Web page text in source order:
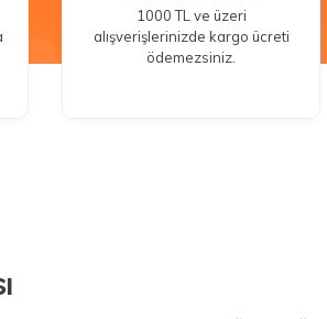
1000 TL ve üzeri
alışverişlerinizde kargo ücreti
ödemezsiniz.